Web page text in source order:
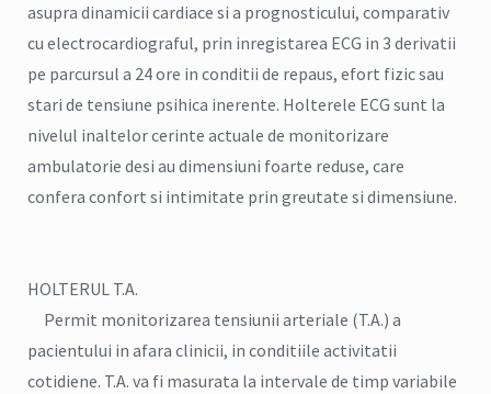
asupra dinamicii cardiace si a prognosticului, comparativ
cu electrocardiograful, prin inregistarea ECG in 3 derivatii
pe parcursul a 24 ore in conditii de repaus, efort fizic sau
stari de tensiune psihica inerente. Holterele ECG sunt la
nivelul inaltelor cerinte actuale de monitorizare
ambulatorie desi au dimensiuni foarte reduse, care
confera confort si intimitate prin greutate si dimensiune.
HOLTERUL T.A.
Permit monitorizarea tensiunii arteriale (T.A.) a
pacientului in afara clinicii, in conditiile activitatii
cotidiene. T.A. va fi masurata la intervale de timp variabile